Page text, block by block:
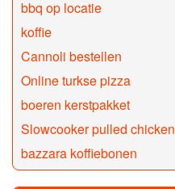
bbq op locatie
koffie
Cannoli bestellen
Online turkse pizza
boeren kerstpakket
Slowcooker pulled chicken
bazzara koffiebonen